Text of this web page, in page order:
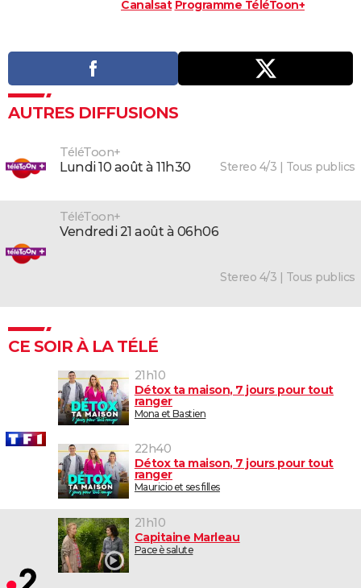
Canalsat Programme TéléToon+
AUTRES DIFFUSIONS
TéléToon+
lundi 10 août à 11h30 Stereo 4/3 | Tous publics
TéléToon+
vendredi 21 août à 06h06
Stereo 4/3 | Tous publics
CE SOIR À LA TÉLÉ
21h10
Détox ta maison, 7 jours pour tout
ranger
Mona et Bastien
22h40
Détox ta maison, 7 jours pour tout
ranger
Mauricio et ses filles
21h10
Capitaine Marleau
Pace è salute